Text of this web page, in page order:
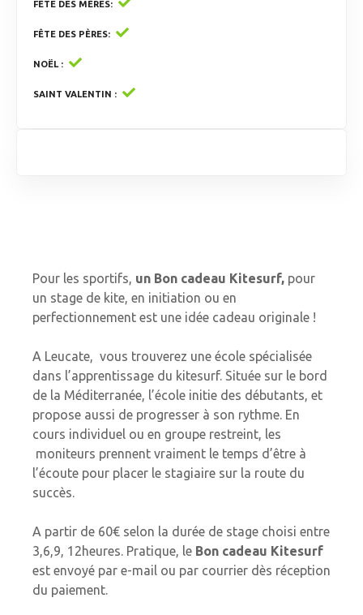
FÊTE DES MÈRES
FÊTE DES PÈRES
NOËL
SAINT VALENTIN
Pour les sportifs, un Bon cadeau Kitesurf, pour
un stage de kite, en initiation ou en
perfectionnement est une idée cadeau originale !
A Leucate, vous trouverez une école spécialisée
dans l’apprentissage du kitesurf. Située sur le bord
de la Méditerranée, l’école initie des débutants, et
propose aussi de progresser à son rythme. En
cours individuel ou en groupe restreint, les
moniteurs prennent vraiment le temps d’être à
l’écoute pour placer le stagiaire sur la route du
succès.
A partir de 60€ selon la durée de stage choisi entre
3,6,9, 12heures. Pratique, le Bon cadeau Kitesurf
est envoyé par e-mail ou par courrier dès réception
du paiement.